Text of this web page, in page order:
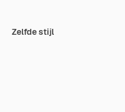
Zelfde stijl